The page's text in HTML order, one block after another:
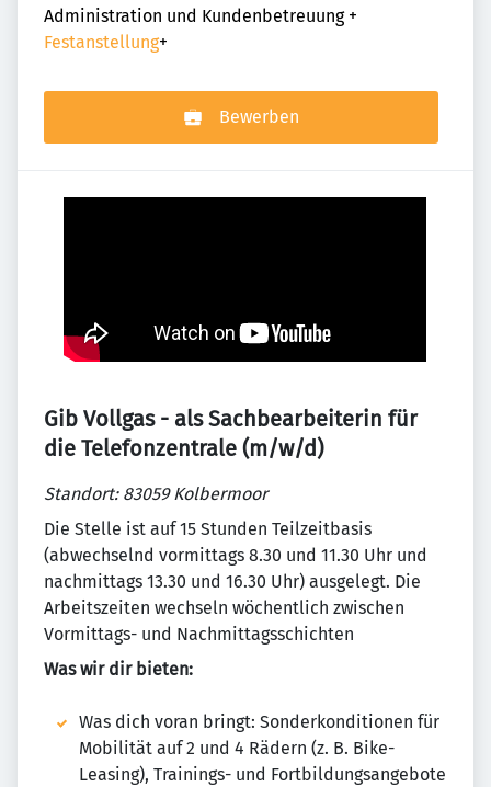
Administration und Kundenbetreuung +
Festanstellung+
Bewerben
Gib Vollgas - als Sachbearbeiterin für
die Telefonzentrale (m/w/d)
Standort: 83059 Kolbermoor
Die Stelle ist auf 15 Stunden Teilzeitbasis
(abwechselnd vormittags 8.30 und 11.30 Uhr und
nachmittags 13.30 und 16.30 Uhr) ausgelegt. Die
Arbeitszeiten wechseln wöchentlich zwischen
Vormittags- und Nachmittagsschichten
Was wir dir bieten:
Was dich voran bringt: Sonderkonditionen für
Mobilität auf 2 und 4 Rädern (z. B. Bike-
Leasing), Trainings- und Fortbildungsangebote